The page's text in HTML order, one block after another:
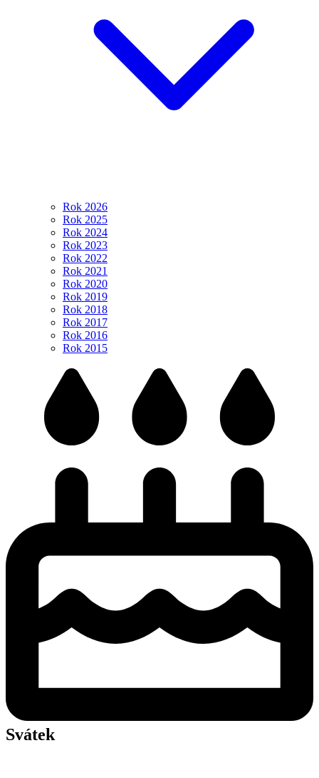
Rok 2026
Rok 2025
Rok 2024
Rok 2023
Rok 2022
Rok 2021
Rok 2020
Rok 2019
Rok 2018
Rok 2017
Rok 2016
Rok 2015
Svátek